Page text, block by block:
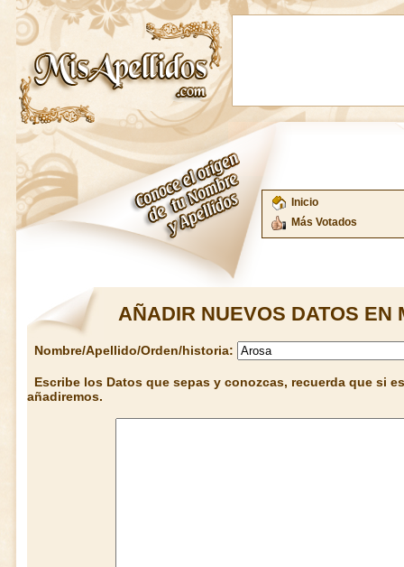
Inicio
Más Votados
AÑADIR NUEVOS DATOS EN
Nombre/Apellido/Orden/historia:
Escribe los Datos que sepas y conozcas, recuerda que si
añadiremos.